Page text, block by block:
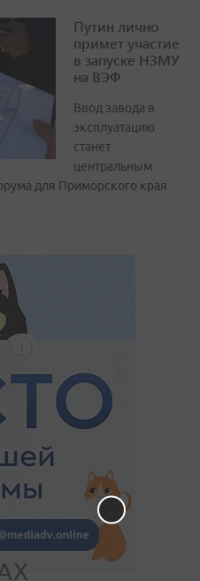
Путин лично
примет участие
в запуске НЗМУ
на ВЭФ
Ввод завода в
эксплуатацию
станет
центральным
для Приморского края